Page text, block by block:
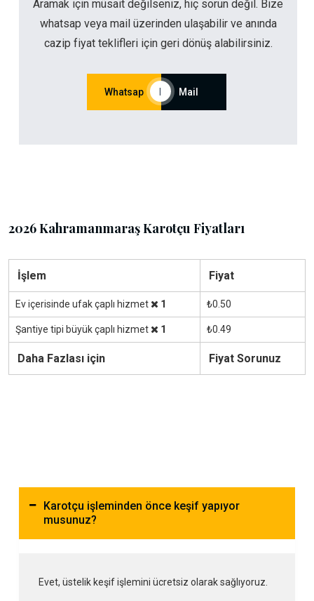
Aramak için müsait değilseniz, hiç sorun değil. Bize
whatsap veya mail üzerinden ulaşabilir ve anında
cazip fiyat teklifleri için geri dönüş alabilirsiniz.
Whatsap Mail
2026 Kahramanmaraş Karotçu Fiyatları
İşlem Fiyat
Ev içerisinde ufak çaplı hizmet 1 ₺0.50
Şantiye tipi büyük çaplı hizmet 1 ₺0.49
Daha Fazlası için Fiyat Sorunuz
Karotçu işleminden önce keşif yapıyor
musunuz?
Evet, üstelik keşif işlemini ücretsiz olarak sağlıyoruz.